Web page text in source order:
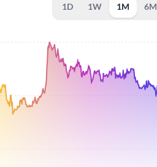
1D 1W 1M 6M